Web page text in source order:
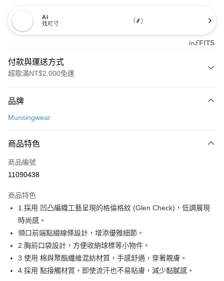
AI
找尺寸
付款與運送方式
超取滿NT$2,000免運
信用卡一次付款
LINE Pay
Apple Pay
悠遊付
大哥付你分期
相關說明
【大哥付你分期使用說明】
1.本服務由台灣大哥大提供，台灣大哥大用戶可立即使用無須另外申請。
2.付款方式選擇「大哥付你分期」，訂單成立後會自動跳轉到大哥付的交易
流程，驗證手機門號後，選擇欲分期的期數、繳款截止日，確認付款後即完
AFTEE先享後付
相關說明
【關於「AFTEE先享後付」】
品牌
Munsingwear
商品特色
商品編號
11090438
商品特色
1.採用 凹凸編織工藝呈現的格倫格紋 (Glen Check)，低調展現
時尚感。
領口前端點綴線條設計，增添優雅細節。
2.胸前口袋設計，方便收納球標等小物件。
3.使用 棉與聚酯纖維混紡材質，手感舒適，穿著親膚。
4.採用 點接觸材質，即使流汗也不易貼膚，減少黏膩感。